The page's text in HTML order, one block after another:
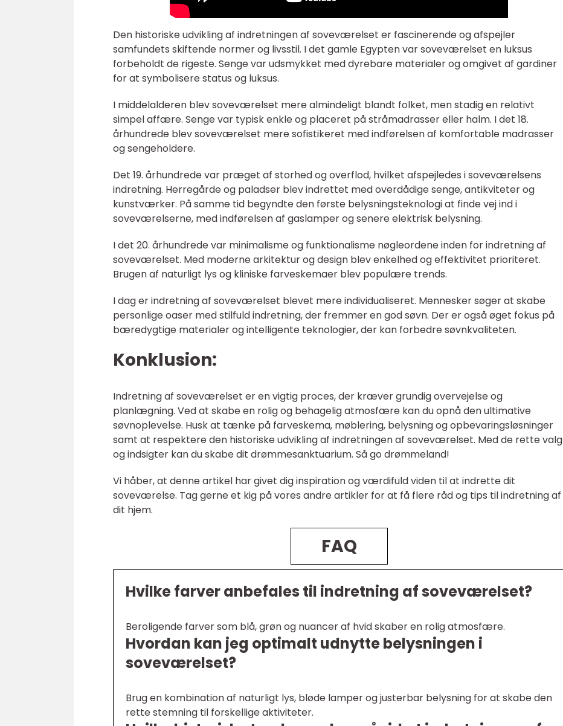
Den historiske udvikling af indretningen af soveværelset er fascinerende og afspejler
samfundets skiftende normer og livsstil. I det gamle Egypten var soveværelset en luksus
forbeholdt de rigeste. Senge var udsmykket med dyrebare materialer og omgivet af gardiner
for at symbolisere status og luksus.
I middelalderen blev soveværelset mere almindeligt blandt folket, men stadig en relativt
simpel affære. Senge var typisk enkle og placeret på stråmadrasser eller halm. I det 18.
århundrede blev soveværelset mere sofistikeret med indførelsen af komfortable madrasser
og sengeholdere.
Det 19. århundrede var præget af storhed og overflod, hvilket afspejledes i soveværelsens
indretning. Herregårde og paladser blev indrettet med overdådige senge, antikviteter og
kunstværker. På samme tid begyndte den første belysningsteknologi at finde vej ind i
soveværelserne, med indførelsen af gaslamper og senere elektrisk belysning.
I det 20. århundrede var minimalisme og funktionalisme nøgleordene inden for indretning af
soveværelset. Med moderne arkitektur og design blev enkelhed og effektivitet prioriteret.
Brugen af naturligt lys og kliniske farveskemaer blev populære trends.
I dag er indretning af soveværelset blevet mere individualiseret. Mennesker søger at skabe
personlige oaser med stilfuld indretning, der fremmer en god søvn. Der er også øget fokus på
bæredygtige materialer og intelligente teknologier, der kan forbedre søvnkvaliteten.
Konklusion:
Indretning af soveværelset er en vigtig proces, der kræver grundig overvejelse og
planlægning. Ved at skabe en rolig og behagelig atmosfære kan du opnå den ultimative
søvnoplevelse. Husk at tænke på farveskema, møblering, belysning og opbevaringsløsninger
samt at respektere den historiske udvikling af indretningen af soveværelset. Med de rette valg
og indsigter kan du skabe dit drømmesanktuarium. Så go drømmeland!
Vi håber, at denne artikel har givet dig inspiration og værdifuld viden til at indrette dit
soveværelse. Tag gerne et kig på vores andre artikler for at få flere råd og tips til indretning af
dit hjem.
FAQ
Hvilke farver anbefales til indretning af soveværelset?
Beroligende farver som blå, grøn og nuancer af hvid skaber en rolig atmosfære.
Hvordan kan jeg optimalt udnytte belysningen i
soveværelset?
Brug en kombination af naturligt lys, bløde lamper og justerbar belysning for at skabe den
rette stemning til forskellige aktiviteter.